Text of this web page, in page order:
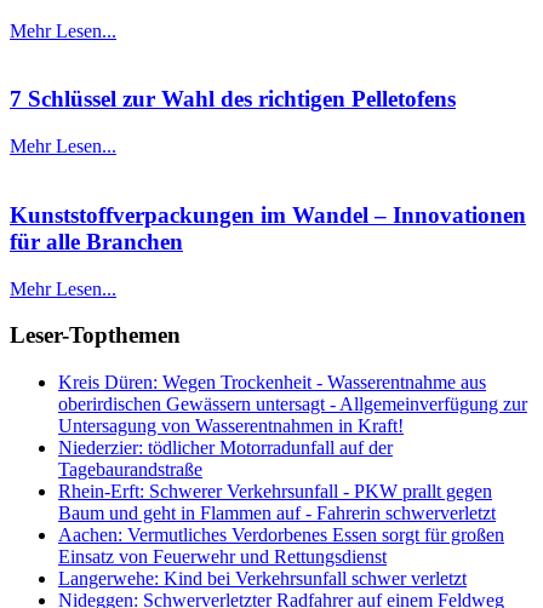
Mehr Lesen...
7 Schlüssel zur Wahl des richtigen Pelletofens
Mehr Lesen...
Kunststoffverpackungen im Wandel – Innovationen
für alle Branchen
Mehr Lesen...
Leser-Topthemen
Kreis Düren: Wegen Trockenheit - Wasserentnahme aus
oberirdischen Gewässern untersagt - Allgemeinverfügung zur
Untersagung von Wasserentnahmen in Kraft!
Niederzier: tödlicher Motorradunfall auf der
Tagebaurandstraße
Rhein-Erft: Schwerer Verkehrsunfall - PKW prallt gegen
Baum und geht in Flammen auf - Fahrerin schwerverletzt
Aachen: Vermutliches Verdorbenes Essen sorgt für großen
Einsatz von Feuerwehr und Rettungsdienst
Langerwehe: Kind bei Verkehrsunfall schwer verletzt
Nideggen: Schwerverletzter Radfahrer auf einem Feldweg